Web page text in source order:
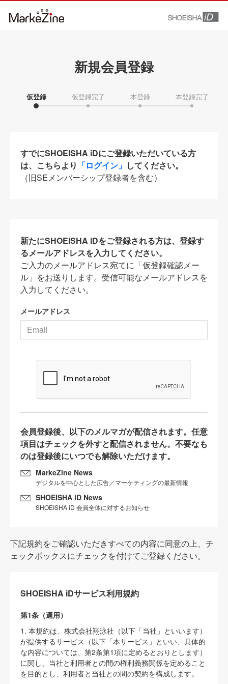
新規会員登録
仮登録 仮登録完了 本登録 本登録完了
すでにSHOEISHA iDにご登録いただいている方
は、こちらより 「ログイン」 してください。
（旧SEメンバーシップ登録者を含む）
新たにSHOEISHA iDをご登録される方は、登録す
るメールアドレスを入力してください。
ご入力のメールアドレス宛てに「仮登録確認メー
ル」をお送りします。受信可能なメールアドレスを
入力してください。
メールアドレス
会員登録後、以下のメルマガが配信されます。任意
項目はチェックを外すと配信されません。不要なも
のは登録後にいつでも解除いただけます。
MarkeZine News
デジタルを中心とした広告／マーケティングの最新情報
SHOEISHA iD News
SHOEISHA iD 会員全体に対するお知らせ
下記規約をご確認いただきすべての内容に同意の上、チ
ェックボックスにチェックを付けてご登録ください。
SHOEISHA iDサービス利用規約
第1条（適用）
1. 本規約は、株式会社翔泳社（以下「当社」といいます）
が提供するサービス（以下「本サービス」といい、具体的
な内容については、第2条第1項に定めるとおりとします）
に関し、当社と利用者との間の権利義務関係を定めること
を目的とし、利用者と当社との間の契約を構成します。